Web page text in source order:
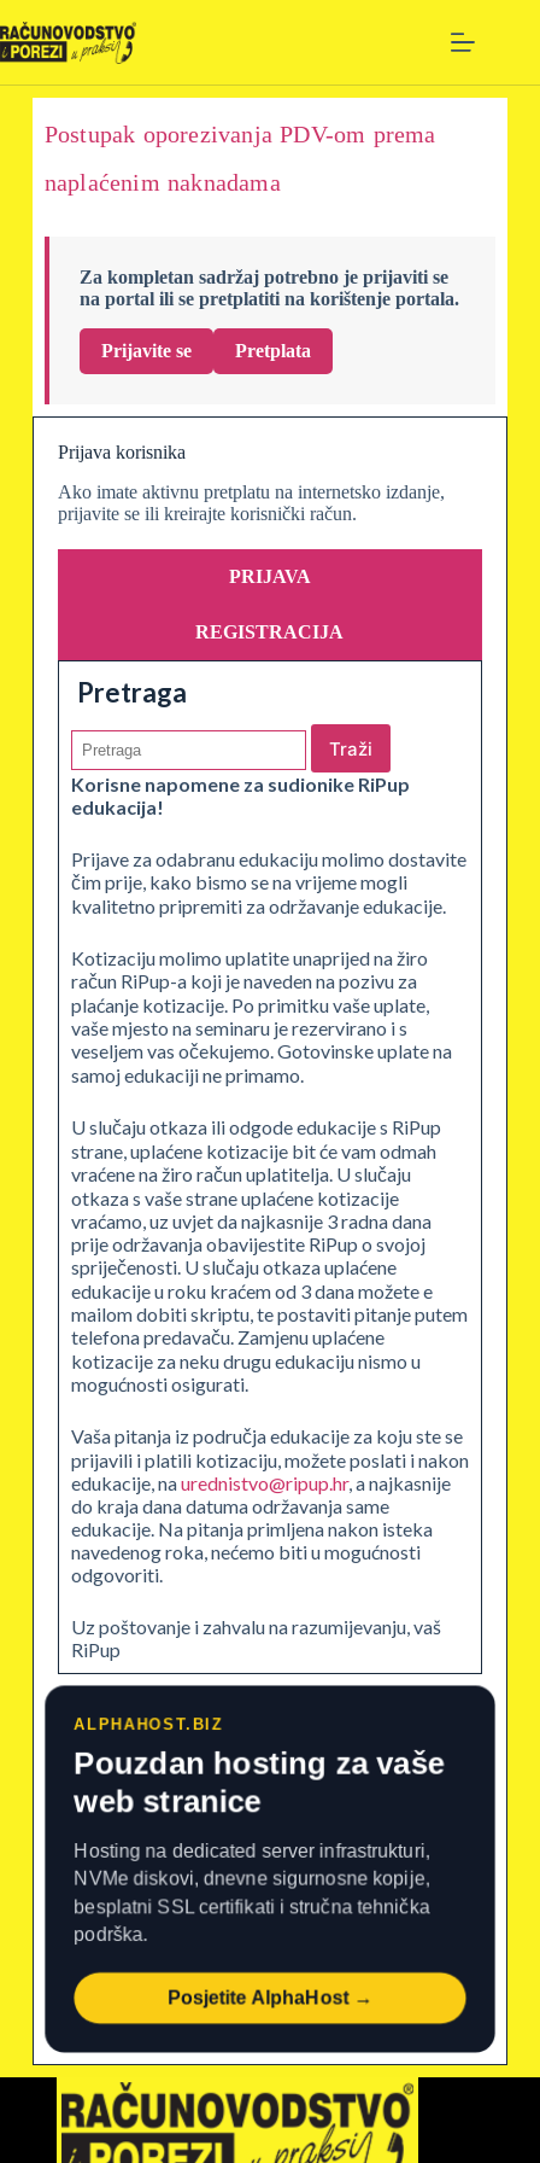
Postupak oporezivanja PDV-om prema
naplaćenim naknadama
Za kompletan sadržaj potrebno je prijaviti se
na portal ili se pretplatiti na korištenje portala.
Prijavite se Pretplata
Prijava korisnika
Ako imate aktivnu pretplatu na internetsko izdanje,
prijavite se ili kreirajte korisnički račun.
PRIJAVA
REGISTRACIJA
Pretraga
Traži
Korisne napomene za sudionike RiPup
edukacija!
Prijave za odabranu edukaciju molimo dostavite
čim prije, kako bismo se na vrijeme mogli
kvalitetno pripremiti za održavanje edukacije.
Kotizaciju molimo uplatite unaprijed na žiro
račun RiPup-a koji je naveden na pozivu za
plaćanje kotizacije. Po primitku vaše uplate,
vaše mjesto na seminaru je rezervirano i s
veseljem vas očekujemo. Gotovinske uplate na
samoj edukaciji ne primamo.
U slučaju otkaza ili odgode edukacije s RiPup
strane, uplaćene kotizacije bit će vam odmah
vraćene na žiro račun uplatitelja. U slučaju
otkaza s vaše strane uplaćene kotizacije
vraćamo, uz uvjet da najkasnije 3 radna dana
prije održavanja obavijestite RiPup o svojoj
spriječenosti. U slučaju otkaza uplaćene
edukacije u roku kraćem od 3 dana možete e
mailom dobiti skriptu, te postaviti pitanje putem
telefona predavaču. Zamjenu uplaćene
kotizacije za neku drugu edukaciju nismo u
mogućnosti osigurati.
Vaša pitanja iz područja edukacije za koju ste se
prijavili i platili kotizaciju, možete poslati i nakon
edukacije, naurednistvo@ripup.hr, a najkasnije
do kraja dana datuma održavanja same
edukacije. Na pitanja primljena nakon isteka
navedenog roka, nećemo biti u mogućnosti
odgovoriti.
Uz poštovanje i zahvalu na razumijevanju, vaš
RiPup
ALPHAHOST.BIZ
Pouzdan hosting za vaše
web stranice
Hosting na dedicated server infrastrukturi,
NVMe diskovi, dnevne sigurnosne kopije,
besplatni SSL certifikati i stručna tehnička
podrška.
Posjetite AlphaHost →